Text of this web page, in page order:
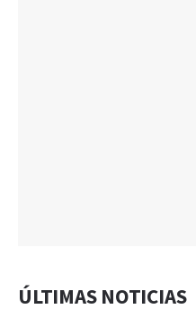
ÚLTIMAS NOTICIAS